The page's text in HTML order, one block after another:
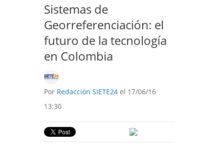
Sistemas de
Georreferenciación: el
futuro de la tecnología
en Colombia
Por Redacción SIETE24 el 17/06/16
13:30